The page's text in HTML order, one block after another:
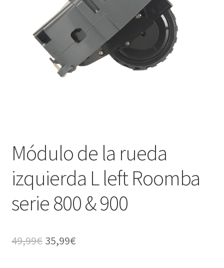
Módulo de la rueda
izquierda L left Roomba
serie 800 & 900
49,99€ El
35,99€El